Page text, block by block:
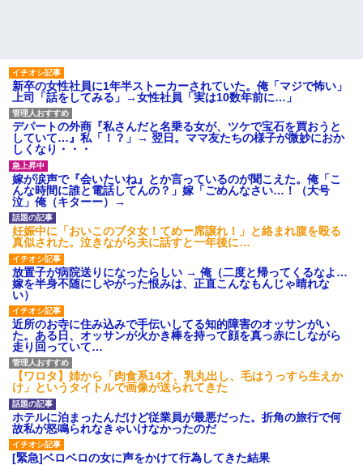
新卒の女性社員に1年半ストーカーされていた。俺「マジで怖い」
上司「話をしてみる」→女性社員「実は10数年前に…」
デパートの外商『私さんだと名乗る女が、ツケで宝石を買おうと
していて…』私「！？」→ 翌日。ママ友たちの様子が微妙におか
しくなり・・・
嫁が涙声で『会いたいね』とか言っているのが聞こえた。俺「こ
んな時間に誰と電話してんの？」嫁「ごめんなさい…！（大号
泣」俺（キターー）→
妊娠中に「おいこのブタ女！てめー席譲れ！」と絡まれ腹を殴る
真似された。泣きながら夫に話すと一年後に…
放置子が病院送りになったらしい → 俺（二度と帰ってくるなよ…
嫁を半身不随にしやがった恨みは、正直こんなもんじゃ晴れな
い）
近所のお寺に住み込みで手伝いしてる知的障害のオッサンがい
た。ある日、オッサンが火かき棒を持って顔を真っ赤にしながら
走り回っていて…
【ワロタ】姉から「肉食系14才、乳丸出し、毛はうっすら生えか
け」というタイトルで画像が送られてきた
ホテルに泊まったんだけど従業員が最悪だった。折角の旅行で何
故私が怒鳴られなきゃいけなかったのだ
[緊急]ベロベロの女に声をかけて行為してきた結果